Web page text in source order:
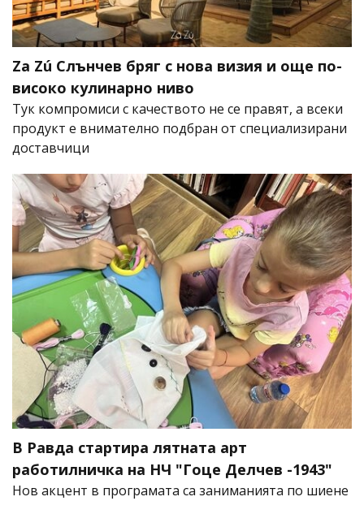
Za Zú Слънчев бряг с нова визия и още по-
високо кулинарно ниво
Тук компромиси с качеството не се правят, а всеки
продукт е внимателно подбран от специализирани
доставчици
В Равда стартира лятната арт
работилничка на НЧ "Гоце Делчев -1943"
Нов акцент в програмата са заниманията по шиене